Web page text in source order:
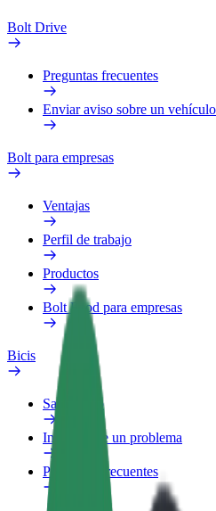
Bolt Drive
Preguntas frecuentes
Enviar aviso sobre un vehículo
Bolt para empresas
Ventajas
Perfil de trabajo
Productos
Bolt Food para empresas
Bicis
Safety Lab
Informar de un problema
Preguntas frecuentes